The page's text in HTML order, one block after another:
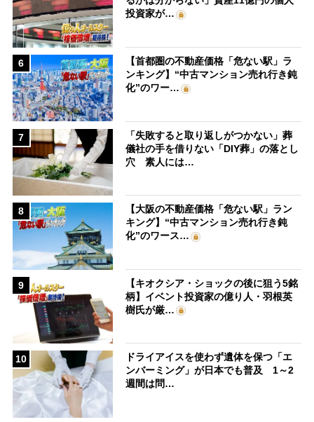
投資家が…
6
【首都圏の不動産価格「危ない駅」ラ
ンキング】“中古マンション売れ行き鈍
化”のワー…
7
「失敗すると取り返しがつかない」葬
儀社の手を借りない「DIY葬」の落とし
穴 素人には…
8
【大阪の不動産価格「危ない駅」ラン
キング】“中古マンション売れ行き鈍
化”のワース…
9
【キオクシア・ショックの後に狙う5銘
柄】イベント投資家の億り人・羽根英
樹氏が厳…
10
ドライアイスを使わず遺体を保つ「エ
ンバーミング」が日本でも普及 1～2
週間は問…